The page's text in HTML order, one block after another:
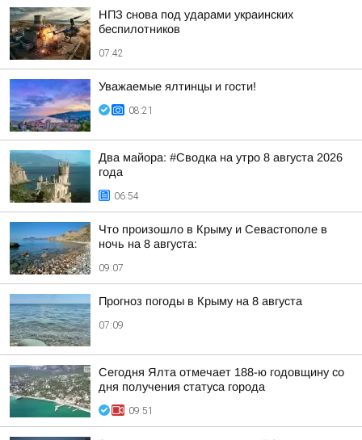
НПЗ снова под ударами украинских
беспилотников
07:42
Уважаемые ялтинцы и гости!
08:21
Два майора: #Сводка на утро 8 августа 2026
года
06:54
Что произошло в Крыму и Севастополе в
ночь на 8 августа:
09:07
Прогноз погоды в Крыму на 8 августа
07:09
Сегодня Ялта отмечает 188-ю годовщину со
дня получения статуса города
09:51